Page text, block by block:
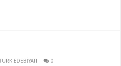
EDEBİYATI 0